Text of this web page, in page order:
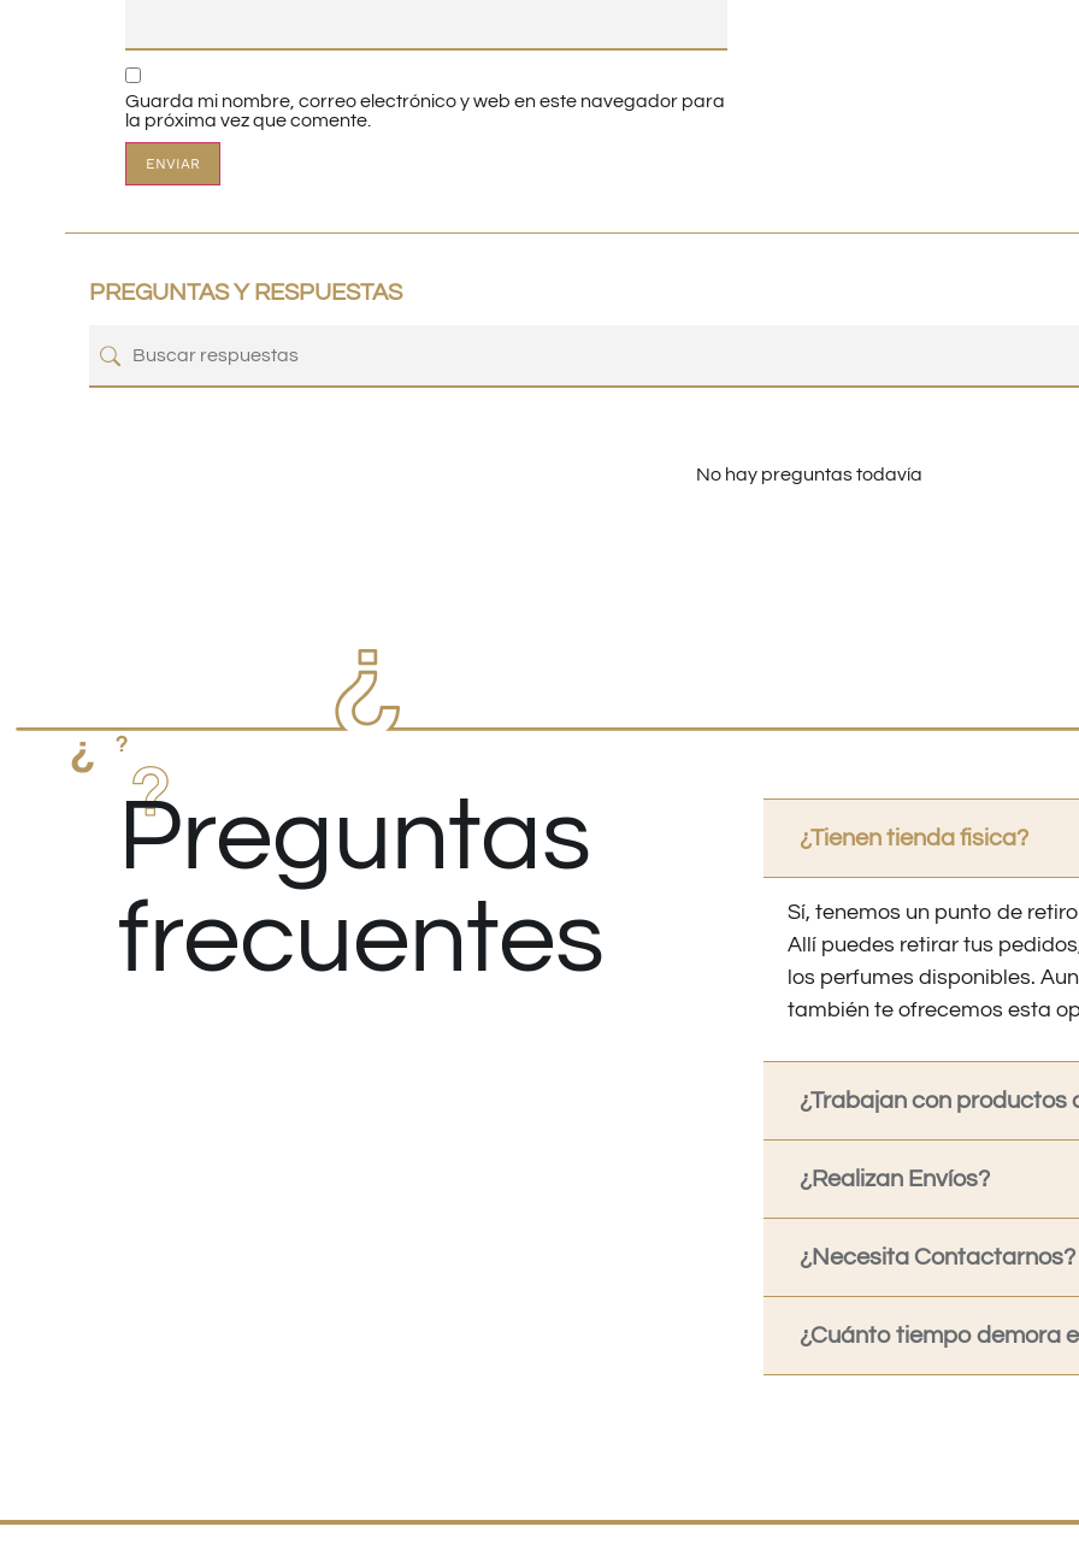
Guarda mi nombre, correo electrónico y web en este navegador para
la próxima vez que comente.
PREGUNTAS Y RESPUESTAS
No hay preguntas todavía
Preguntas
frecuentes
¿Tienen tienda fisica?
Sí, tenemos un punto de
Allí puedes retirar tus
los perfumes disponibles.
también te ofrecemos esta
¿Trabajan con productos
¿Realizan Envíos?
¿Necesita Contactarnos?
¿Cuánto tiempo demora